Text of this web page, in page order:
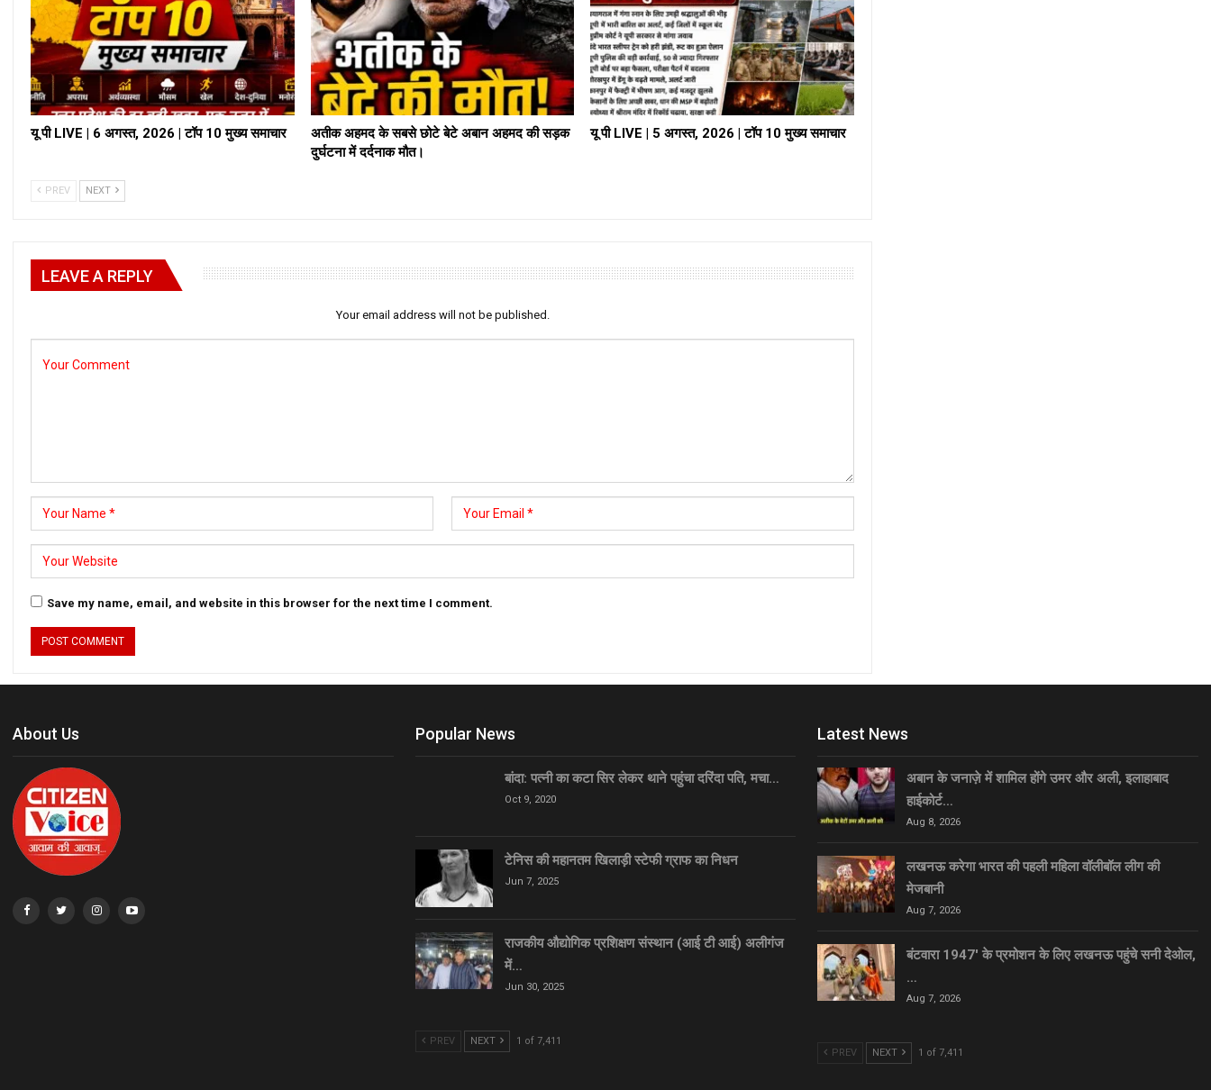
यू पी LIVE | 6 अगस्त, 2026 | टॉप 10 मुख्य समाचार
अतीक अहमद के सबसे छोटे बेटे अबान अहमद की सड़क
दुर्घटना में दर्दनाक मौत।
यू पी LIVE | 5 अगस्त, 2026 | टॉप 10 मुख्य समाचार
PREV NEXT
LEAVE A REPLY
Your email address will not be published.
Save my name, email, and website in this browser for the next time I comment.
About Us Popular News
बांदा: पत्नी का कटा सिर लेकर थाने पहुंचा दरिंदा पति, मचा…
Oct 9, 2020
टेनिस की महानतम खिलाड़ी स्टेफी ग्राफ का निधन
Jun 7, 2025
राजकीय औद्योगिक प्रशिक्षण संस्थान (आई टी आई) अलीगंज
में…
Jun 30, 2025
PREV NEXT 1 of 7,411
Latest News
अबान के जनाज़े में शामिल होंगे उमर और अली, इलाहाबाद
हाईकोर्ट…
Aug 8, 2026
लखनऊ करेगा भारत की पहली महिला वॉलीबॉल लीग की
मेजबानी
Aug 7, 2026
बंटवारा 1947′ के प्रमोशन के लिए लखनऊ पहुंचे सनी देओल,
…
Aug 7, 2026
PREV NEXT 1 of 7,411